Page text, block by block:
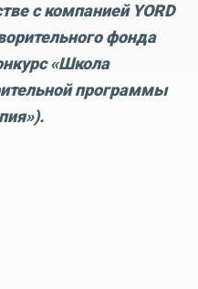
с компанией YORD
фонда
«Школа
программы